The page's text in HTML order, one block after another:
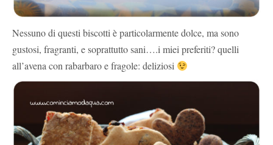
Nessuno di questi biscotti è particolarmente dolce, ma sono
gustosi, fragranti, e soprattutto sani….i miei preferiti? quelli
all’avena con rabarbaro e fragole: deliziosi